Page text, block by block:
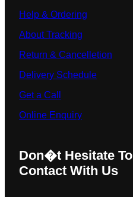
Help & Ordering
About Tracking
Return & Cancelletion
Delivery Schedule
Get a Call
Online Enquiry
Don�t Hesitate To
Contact With Us